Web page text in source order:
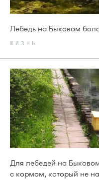
Лебедь на Быковом
ЖИЗНЬ
Для лебедей на
с кормом, который не